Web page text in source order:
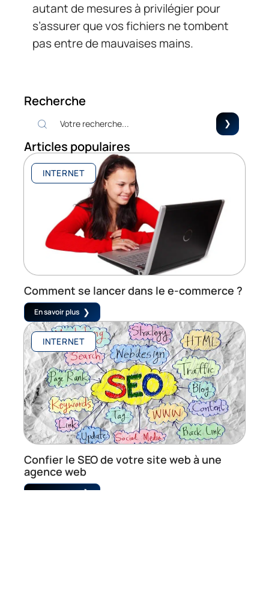
autant de mesures à privilégier pour
s’assurer que vos fichiers ne tombent
pas entre de mauvaises mains.
Recherche
Articles populaires
INTERNET
Comment se lancer dans le e-commerce ?
En savoir plus
INTERNET
Confier le SEO de votre site web à une
agence web
En savoir plus